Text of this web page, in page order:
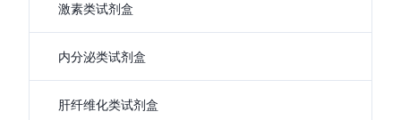
激素类试剂盒
内分泌类试剂盒
肝纤维化类试剂盒